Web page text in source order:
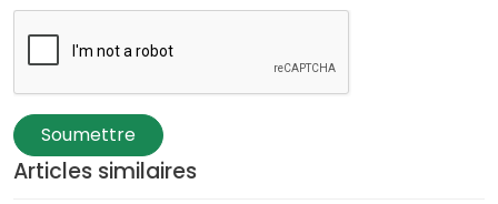
Soumettre
Articles similaires